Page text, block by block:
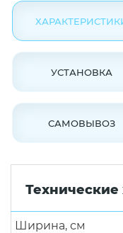
УСТАНОВКА
САМОВЫВОЗ
Технические
Ширина, см